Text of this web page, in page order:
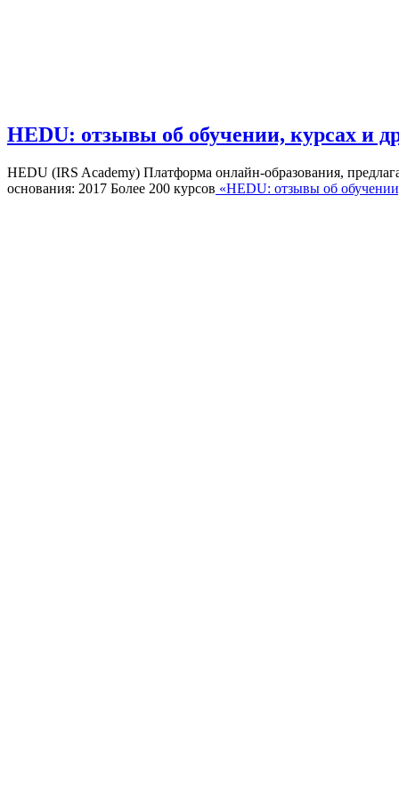
HEDU: отзывы об обучении, курсах и
HEDU (IRS Academy) Платформа онлайн-образования,
основания: 2017 Более 200 курсов «HEDU: отзывы об